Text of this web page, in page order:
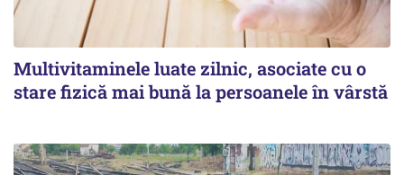
Multivitaminele luate zilnic, asociate cu o
stare fizică mai bună la persoanele în vârstă